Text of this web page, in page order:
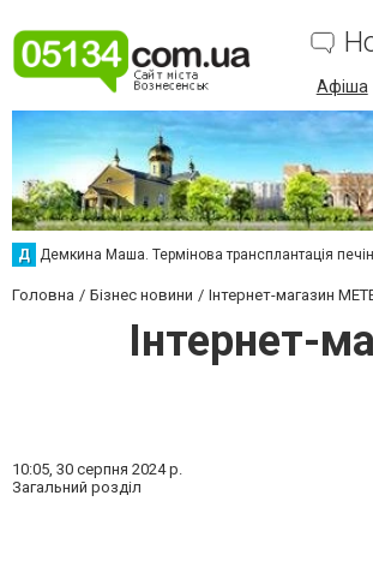
Афіша
Д Демкина Маша. Термінова трансплантація
Головна Бізнес новини Інтернет-магазин
Інтернет-
10:05, 30 серпня 2024 р.
Загальний розділ